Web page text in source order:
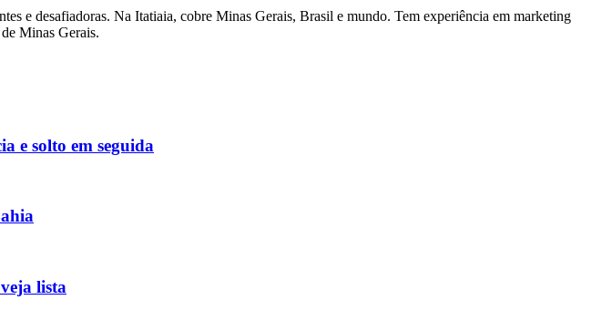
e desafiadoras. Na Itatiaia, cobre Minas Gerais, Brasil e mundo. Tem experiência em marketing
Minas Gerais.
e solto em seguida
lista